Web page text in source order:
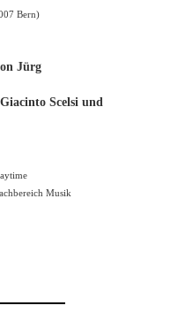
Bern)
Jürg
Scelsi und
Musik